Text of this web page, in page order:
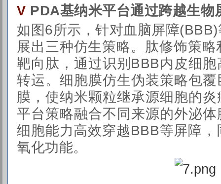
V PDA基纳米平台通过跨越生物
如图6所示，针对血脑屏障
展出三种仿生策略。肽修饰策
靶向肽，通过识别BBB内皮细
转运。细胞膜仿生伪装策略包
膜，使纳米颗粒继承源细胞的
平台策略融合不同来源的外泌
细胞能力高效穿越BBB等屏障
氧化功能。